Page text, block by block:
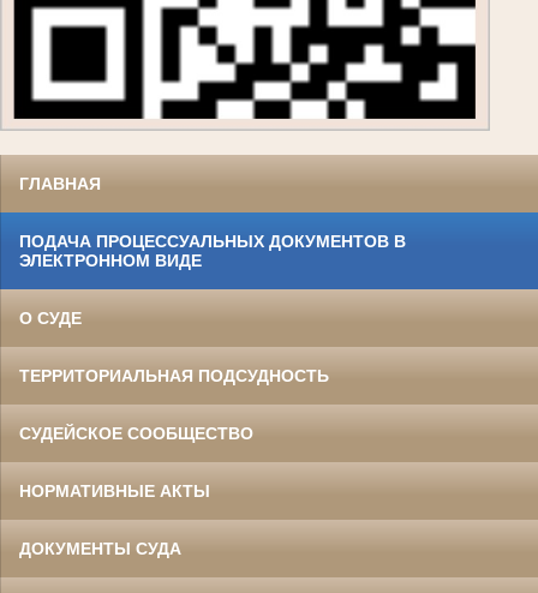
ГЛАВНАЯ
ПОДАЧА ПРОЦЕССУАЛЬНЫХ ДОКУМЕНТОВ В
ЭЛЕКТРОННОМ ВИДЕ
О СУДЕ
ТЕРРИТОРИАЛЬНАЯ ПОДСУДНОСТЬ
СУДЕЙСКОЕ СООБЩЕСТВО
НОРМАТИВНЫЕ АКТЫ
ДОКУМЕНТЫ СУДА